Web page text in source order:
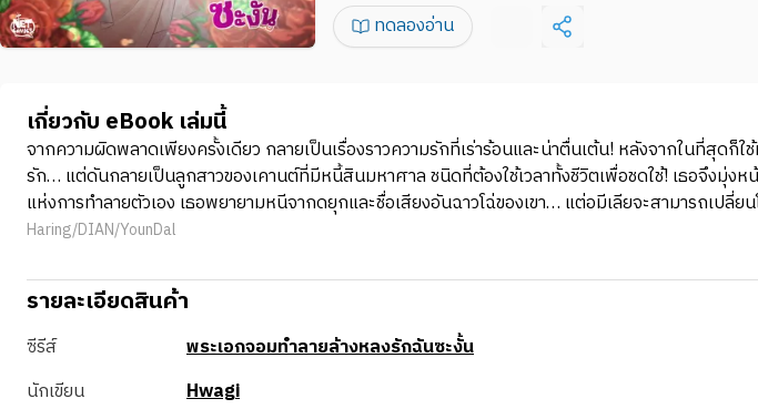
ทดลองอ่าน
เกี่ยวกับ eBook เล่มนี้
จากความผิดพลาดเพียงครั้งเดียว กลายเป็นเรื่องราวความรักที่เร่าร้อนและน่าตื่นเต้น! หลังจากในที่สุด
รัก… แต่ดันกลายเป็นลูกสาวของเคานต์ที่มีหนี้สินมหาศาล ชนิดที่ต้องใช้เวลาทั้งชีวิตเพื่อชดใช้! เธอจึงมุ่
แห่งการทำลายตัวเอง เธอพยายามหนีจากดยุกและชื่อเสียงอันฉาวโฉ่ของเขา… แต่อมีเลียจะสามารถเปลี่
Haring/DIAN/YounDal
รายละเอียดสินค้า
ซีรีส์
พระเอกจอมทำลายล้างหลงรักฉันซะงั้น
นักเขียน
Hwagi